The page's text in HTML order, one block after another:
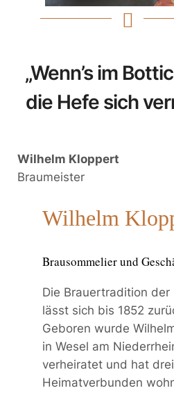
„Wenn’s im
die Hefe sich
Wilhelm Kloppert
Braumeister
Wilhelm
Brausommelier und
Die Brauertradition der
lässt sich bis 1852
Geboren wurde
in Wesel am
verheiratet und hat
Heimatverbunden